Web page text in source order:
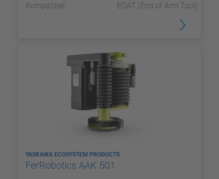
Kompatibel EOAT (End of Arm Tool)
YASKAWA ECOSYSTEM PRODUCTS
FerRobotics AAK 501